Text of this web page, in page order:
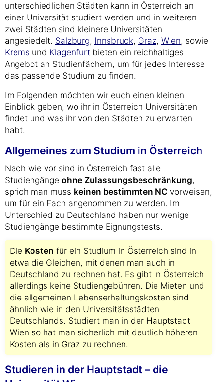
unterschiedlichen Städten kann in Österreich an
einer Universität studiert werden und in weiteren
zwei Städten sind kleinere Universitäten
angesiedelt. Salzburg, Innsbruck, Graz, Wien, sowie
Krems und Klagenfurt bieten ein reichhaltiges
Angebot an Studienfächern, um für jedes Interesse
das passende Studium zu finden.
Im Folgenden möchten wir euch einen kleinen
Einblick geben, wo ihr in Österreich Universitäten
findet und was ihr von den Städten zu erwarten
habt.
Allgemeines zum Studium in Österreich
Nach wie vor sind in Österreich fast alle
Studiengänge ohne Zulassungsbeschränkung,
sprich man muss keinen bestimmten NC vorweisen,
um für ein Fach angenommen zu werden. Im
Unterschied zu Deutschland haben nur wenige
Studiengänge bestimmte Eignungstests.
Die Kosten für ein Studium in Österreich sind in
etwa die Gleichen, mit denen man auch in
Deutschland zu rechnen hat. Es gibt in Österreich
allerdings keine Studiengebühren. Die Mieten und
die allgemeinen Lebenserhaltungskosten sind
ähnlich wie in den Universitätsstädten
Deutschlands. Studiert man in der Hauptstadt
Wien so hat man sicherlich mit deutlich höheren
Kosten als in Graz zu rechnen.
Studieren in der Hauptstadt – die